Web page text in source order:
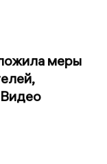
меры